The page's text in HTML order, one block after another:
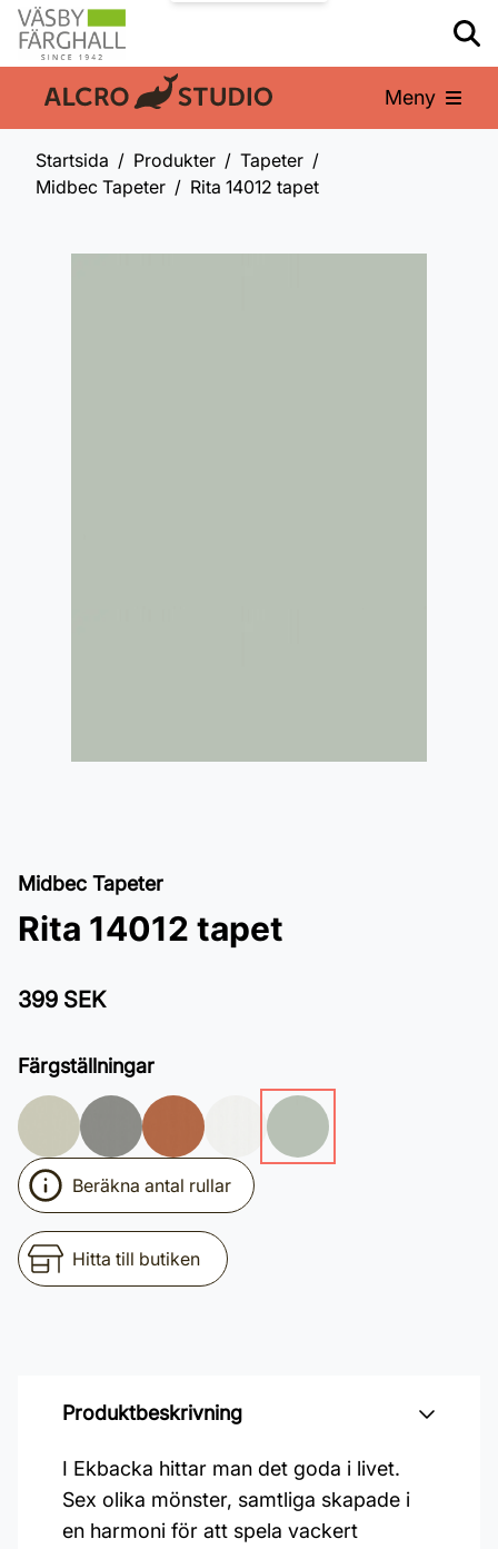
En del av: Meny
Startsida Produkter
Tapeter
Midbec Tapeter
Rita 14012 tapet
Midbec Tapeter
Rita 14012 tapet
399 SEK
Färgställningar
Beräkna antal rullar
Hitta till butiken
Produktbeskrivning
I Ekbacka hittar man det goda i livet.
Sex olika mönster, samtliga skapade i
en harmoni för att spela vackert